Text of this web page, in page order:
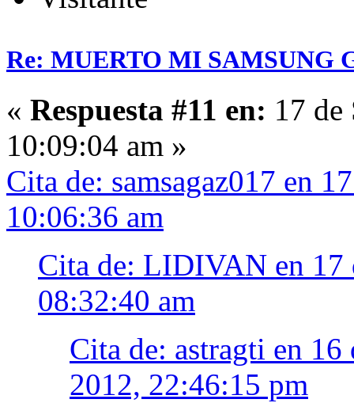
Re: MUERTO MI SAMSUNG
« Respuesta #11 en: 17 de
10:09:04 am »
Cita de: samsagaz017 en
10:06:36 am
Cita de: LIDIVAN en 17
08:32:40 am
Cita de: astragti en 16
2012, 22:46:15 pm